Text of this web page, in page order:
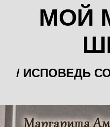
МОЙ
/ ИСПОВЕДЬ